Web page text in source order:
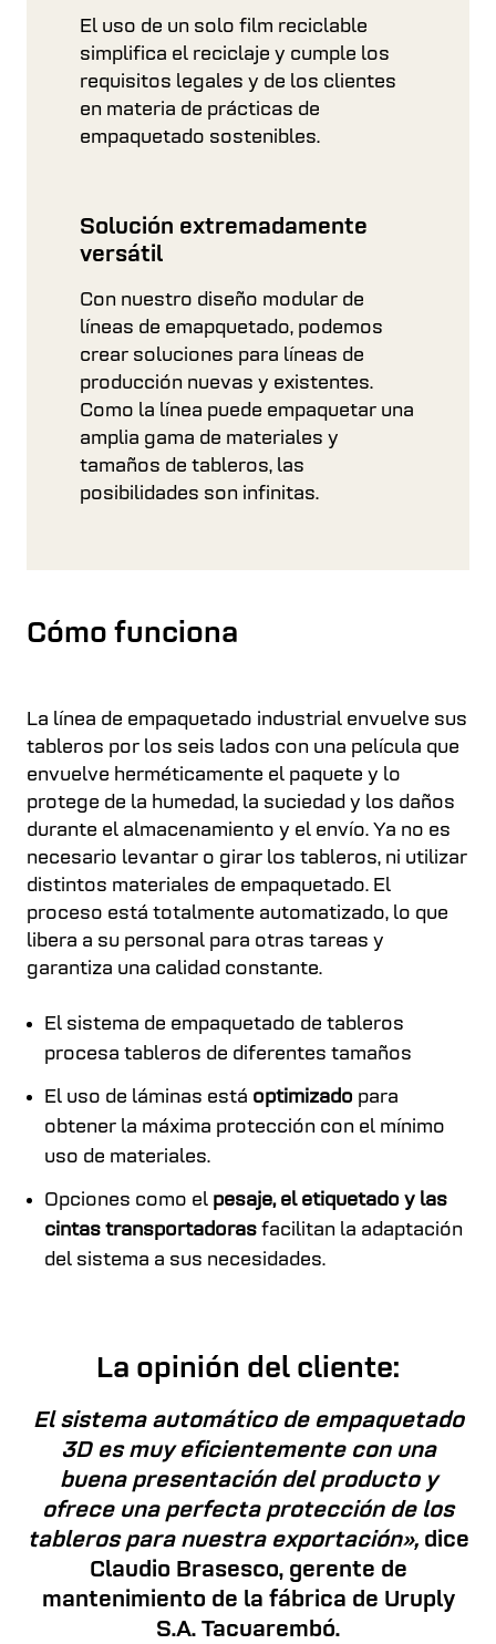
El uso de un solo film reciclable
simplifica el reciclaje y cumple los
requisitos legales y de los clientes
en materia de prácticas de
empaquetado sostenibles.
Solución extremadamente
versátil
Con nuestro diseño modular de
líneas de emapquetado, podemos
crear soluciones para líneas de
producción nuevas y existentes.
Como la línea puede empaquetar una
amplia gama de materiales y
tamaños de tableros, las
posibilidades son infinitas.
Cómo funciona
La línea de empaquetado industrial envuelve sus
tableros por los seis lados con una película que
envuelve herméticamente el paquete y lo
protege de la humedad, la suciedad y los daños
durante el almacenamiento y el envío. Ya no es
necesario levantar o girar los tableros, ni utilizar
distintos materiales de empaquetado. El
proceso está totalmente automatizado, lo que
libera a su personal para otras tareas y
garantiza una calidad constante.
El sistema de empaquetado de tableros
procesa tableros de diferentes tamaños
El uso de láminas está optimizado para
obtener la máxima protección con el mínimo
uso de materiales.
Opciones como el pesaje, el etiquetado y las
cintas transportadoras facilitan la adaptación
del sistema a sus necesidades.
La opinión del cliente:
El sistema automático de empaquetado
3D es muy eficientemente con una
buena presentación del producto y
ofrece una perfecta protección de los
tableros para nuestra exportación»,dice
Claudio Brasesco, gerente de
mantenimiento de la fábrica de Uruply
S.A. Tacuarembó.